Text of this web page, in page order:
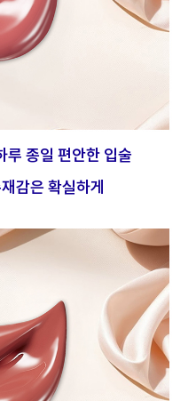
종일 편안한 입술
감은 확실하게